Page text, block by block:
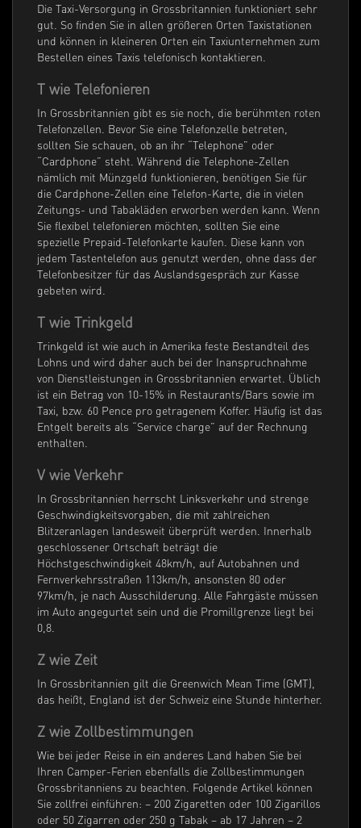
Die Taxi-Versorgung in Grossbritannien funktioniert sehr
gut. So finden Sie in allen größeren Orten Taxistationen
und können in kleineren Orten ein Taxiunternehmen zum
Bestellen eines Taxis telefonisch kontaktieren.
T wie Telefonieren
In Grossbritannien gibt es sie noch, die berühmten roten
Telefonzellen. Bevor Sie eine Telefonzelle betreten,
sollten Sie schauen, ob an ihr “Telephone” oder
“Cardphone” steht. Während die Telephone-Zellen
nämlich mit Münzgeld funktionieren, benötigen Sie für
die Cardphone-Zellen eine Telefon-Karte, die in vielen
Zeitungs- und Tabakläden erworben werden kann. Wenn
Sie flexibel telefonieren möchten, sollten Sie eine
spezielle Prepaid-Telefonkarte kaufen. Diese kann von
jedem Tastentelefon aus genutzt werden, ohne dass der
Telefonbesitzer für das Auslandsgespräch zur Kasse
gebeten wird.
T wie Trinkgeld
Trinkgeld ist wie auch in Amerika feste Bestandteil des
Lohns und wird daher auch bei der Inanspruchnahme
von Dienstleistungen in Grossbritannien erwartet. Üblich
ist ein Betrag von 10-15% in Restaurants/Bars sowie im
Taxi, bzw. 60 Pence pro getragenem Koffer. Häufig ist das
Entgelt bereits als “Service charge” auf der Rechnung
enthalten.
V wie Verkehr
In Grossbritannien herrscht Linksverkehr und strenge
Geschwindigkeitsvorgaben, die mit zahlreichen
Blitzeranlagen landesweit überprüft werden. Innerhalb
geschlossener Ortschaft beträgt die
Höchstgeschwindigkeit 48km/h, auf Autobahnen und
Fernverkehrsstraßen 113km/h, ansonsten 80 oder
97km/h, je nach Ausschilderung. Alle Fahrgäste müssen
im Auto angegurtet sein und die Promillgrenze liegt bei
0,8.
Z wie Zeit
In Grossbritannien gilt die Greenwich Mean Time (GMT),
das heißt, England ist der Schweiz eine Stunde hinterher.
Z wie Zollbestimmungen
Wie bei jeder Reise in ein anderes Land haben Sie bei
Ihren Camper-Ferien ebenfalls die Zollbestimmungen
Grossbritanniens zu beachten. Folgende Artikel können
Sie zollfrei einführen: – 200 Zigaretten oder 100 Zigarillos
oder 50 Zigarren oder 250 g Tabak – ab 17 Jahren – 2